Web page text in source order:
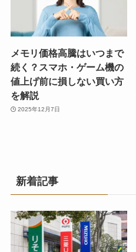
メモリ価格高騰はいつまで
続く？スマホ・ゲーム機の
値上げ前に損しない買い方
を解説
2025年12月7日
新着記事